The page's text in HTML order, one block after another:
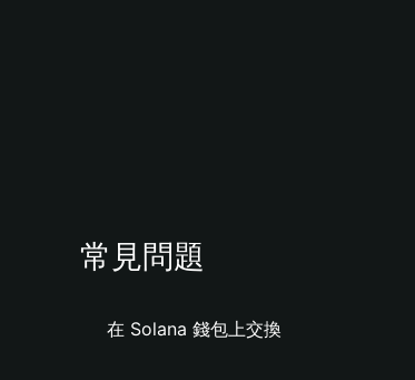
常見問題
在 Solana 錢包上交換